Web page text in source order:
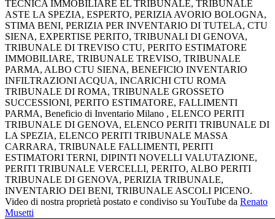
TECNICA IMMOBILIARE EL TRIBUNALE, TRIBUNALE
ASTE LA SPEZIA, ESPERTO, PERIZIA AVORIO BOLOGNA,
STIMA BENI, PERIZIA PER INVENTARIO DI TUTELA, CTU
SIENA, EXPERTISE PERITO, TRIBUNALI DI GENOVA,
TRIBUNALE DI TREVISO CTU, PERITO ESTIMATORE
IMMOBILIARE, TRIBUNALE TREVISO, TRIBUNALE
PARMA, ALBO CTU SIENA, BENEFICIO INVENTARIO
INFILTRAZIONI ACQUA, INCARICHI CTU ROMA
TRIBUNALE DI ROMA, TRIBUNALE GROSSETO
SUCCESSIONI, PERITO ESTIMATORE, FALLIMENTI
PARMA, Beneficio di Inventario Milano , ELENCO PERITI
TRIBUNALE DI GENOVA, ELENCO PERITI TRIBUNALE DI
LA SPEZIA, ELENCO PERITI TRIBUNALE MASSA
CARRARA, TRIBUNALE FALLIMENTI, PERITI
ESTIMATORI TERNI, DIPINTI NOVELLI VALUTAZIONE,
PERITI TRIBUNALE VERCELLI, PERITO, ALBO PERITI
TRIBUNALE DI GENOVA, PERIZIA TRIBUNALE,
INVENTARIO DEI BENI, TRIBUNALE ASCOLI PICENO.
Video di nostra proprietà postato e condiviso su YouTube da Renato
Musetti